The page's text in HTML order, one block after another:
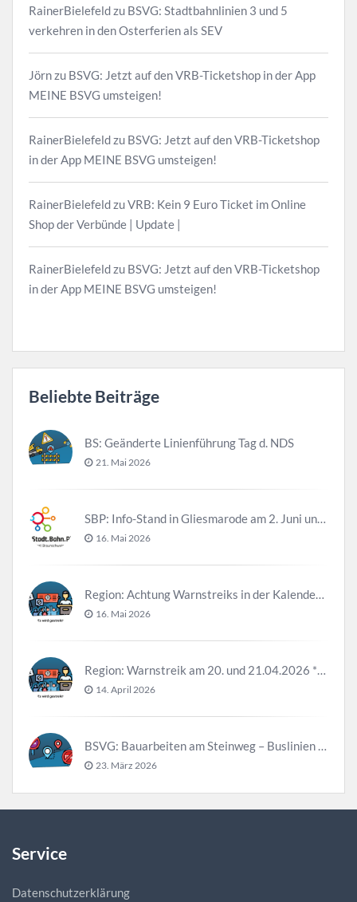
RainerBielefeldzu BSVG: Stadtbahnlinien 3 und 5
verkehren in den Osterferien als SEV
Jörnzu BSVG: Jetzt auf den VRB-Ticketshop in der App
MEINE BSVG umsteigen!
RainerBielefeldzu BSVG: Jetzt auf den VRB-Ticketshop
in der App MEINE BSVG umsteigen!
RainerBielefeldzuVRB: Kein 9 Euro Ticket im Online
Shop der Verbünde | Update |
RainerBielefeldzu BSVG: Jetzt auf den VRB-Ticketshop
in der App MEINE BSVG umsteigen!
Beliebte Beiträge
BS: Geänderte Linienführung Tag d. NDS
21. Mai 2026
16. Mai 2026
16. Mai 2026
14. April 2026
23. März 2026
Service
Datenschutzerklärung